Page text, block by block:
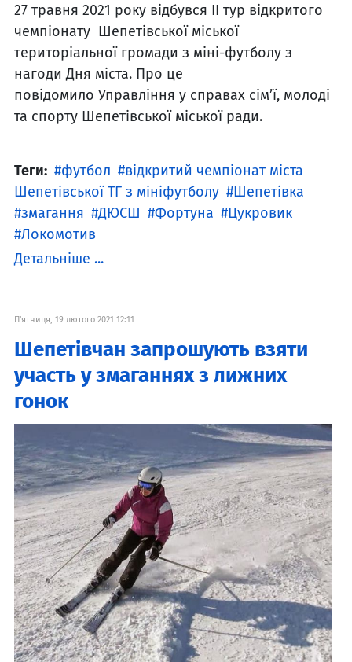
27 травня 2021 року відбувся ІІ тур відкритого
чемпіонату Шепетівської міської
територіальної громади з міні-футболу з
нагоди Дня міста. Про це
повідомило Управління у справах сім’ї, молоді
та спорту Шепетівської міської ради.
Теги: футбол
відкритий чемпіонат міста
Шепетівської ТГ з мініфутболу
Шепетівка
змагання
ДЮСШ Фортуна
Цукровик
Локомотив
Детальніше ...
П'ятниця, 19 лютого 2021 12:11
Шепетівчан запрошують взяти
участь у змаганнях з лижних
гонок